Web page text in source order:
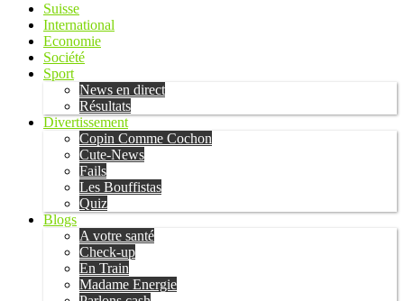
Suisse
International
Economie
Société
Sport
News en direct
Résultats
Divertissement
Copin Comme Cochon
Cute-News
Fails
Les Bouffistas
Quiz
Blogs
A votre santé
Check-up
En Train
Madame Energie